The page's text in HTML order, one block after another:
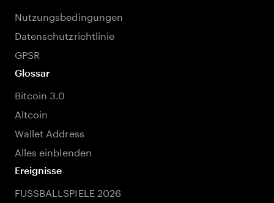
Nutzungsbedingungen
Datenschutzrichtlinie
GPSR
Glossar
Bitcoin 3.0
Altcoin
Wallet Address
Alles einblenden
Ereignisse
FUSSBALLSPIELE 2026